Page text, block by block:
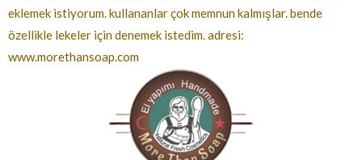
eklemek istiyorum. kullananlar çok memnun kalmışlar. bende
özellikle lekeler için denemek istedim. adresi:
www.morethansoap.com